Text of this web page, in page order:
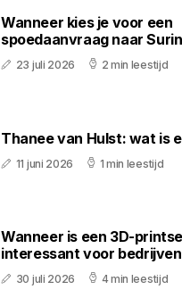
Wanneer kies je voor een
spoedaanvraag naar
23 juli 2026 2 min leestijd
Thanee van Hulst: wat is
11 juni 2026 1 min leestijd
Wanneer is een 3D-
interessant voor
30 juli 2026 4 min leestijd